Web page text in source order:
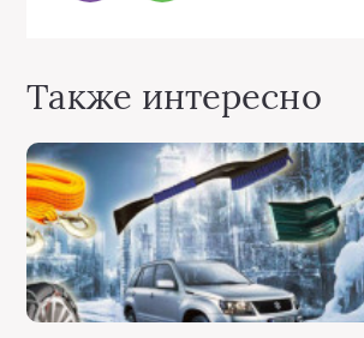
Также интересно